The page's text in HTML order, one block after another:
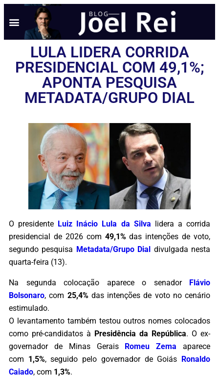
LULA LIDERA CORRIDA
PRESIDENCIAL COM 49,1%;
APONTA PESQUISA
METADATA/GRUPO DIAL
O presidente Luiz Inácio Lula da Silva lidera a corrida
presidencial de 2026 com 49,1%das intenções de voto,
segundo pesquisa Metadata/Grupo Dial divulgada nesta
quarta-feira (13).
Na segunda colocação aparece o senador Flávio
Bolsonaro, com 25,4%das intenções de voto no cenário
estimulado.
O levantamento também testou outros nomes colocados
como pré-candidatos à Presidência da República. O ex-
governador de Minas Gerais Romeu Zema aparece
com 1,5%, seguido pelo governador de Goiás Ronaldo
Caiado, com 1,3%.